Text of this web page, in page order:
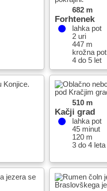
682 m
Forhtenek
lahka pot
2 uri
447 m
krožna pot
4 do 5 let
510 m
Kačji grad
lahka pot
45 minut
120 m
3 do 4 leta